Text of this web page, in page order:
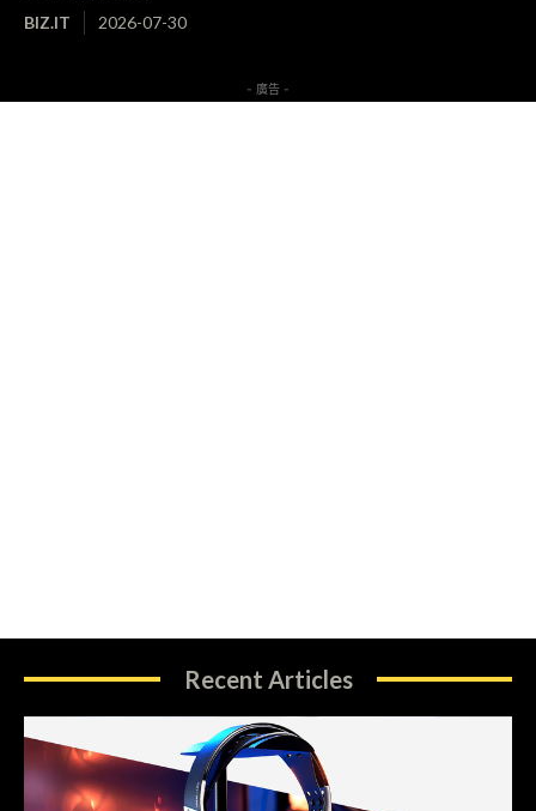
BIZ.IT 2026-07-30
- 廣告 -
Recent Articles